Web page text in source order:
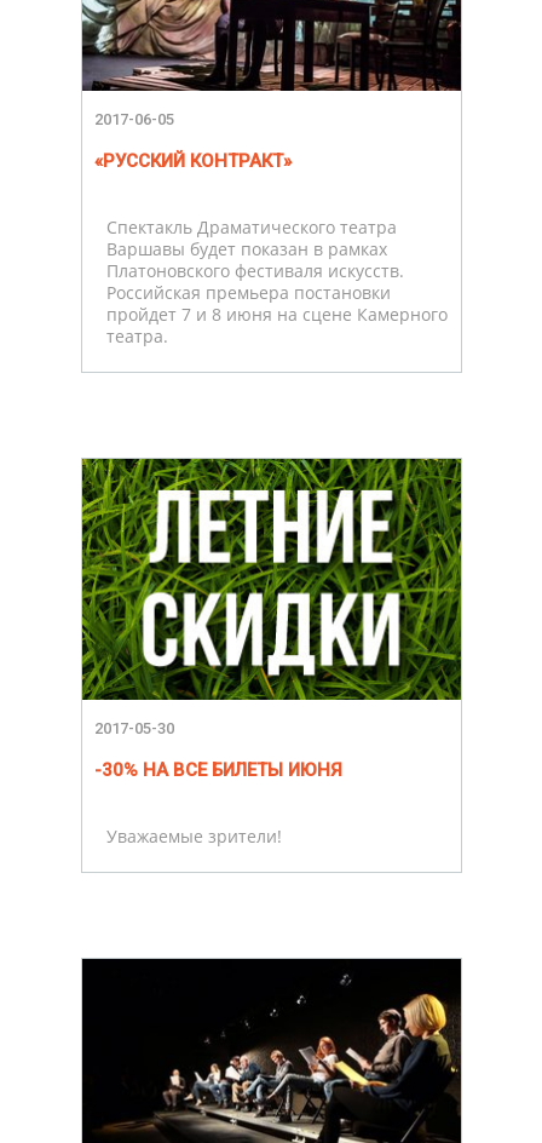
2017-06-05
«РУССКИЙ КОНТРАКТ»
Спектакль Драматического театра
Варшавы будет показан в рамках
Платоновского фестиваля искусств.
Российская премьера постановки
пройдет 7 и 8 июня на сцене Камерного
театра.
2017-05-30
-30% НА ВСЕ БИЛЕТЫ ИЮНЯ
Уважаемые зрители!